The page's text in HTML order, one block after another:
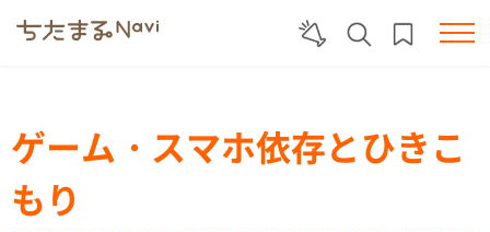
ゲーム・スマホ依存とひきこ
もり